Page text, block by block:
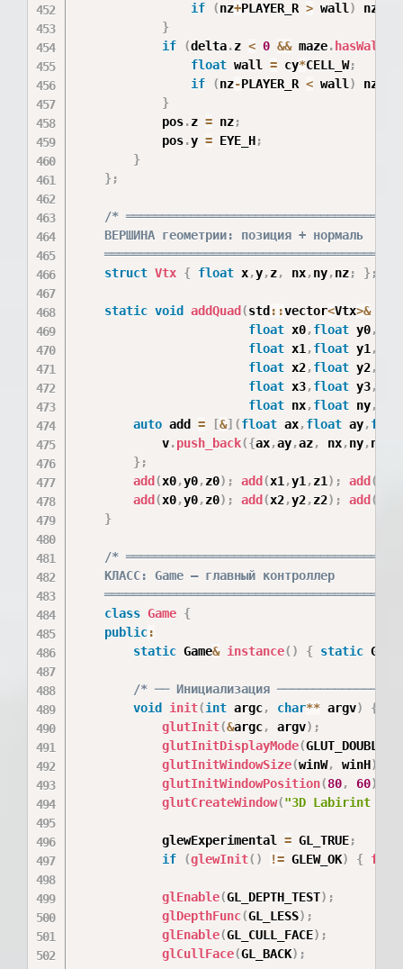
if
(nz+PLAYER_R > wall ) nz
}
if
(delta.z < 0 && maze. hasWall
float wall = cy*CELL_W;
if
(nz-PLAYER_R < wall ) nz
}
            pos
.z = nz;
            pos
.y = EYE_H;
}
} ;
/*
    ВЕРШИНА геометрии: позиция + нормаль
struct Vtx { float x,y,z, nx,ny,nz; } ;
static void addQuad (std ::vector<Vtx>& v
float x0,float y0,
float x1 ,float y1 ,
float x2,float y2,
float x3,float y3,
float nx,float ny,
auto add = [&] (float ax,float ay,
            v
.push_back({ax,ay,az, nx,ny,nz
} ;
add (x0,y0,z0) ; add (x1 ,y1 ,z1 ) ; add (
add (x0,y0,z0) ; add (x2,y2,z2) ; add (
}
/*
    КЛАСС: Game — главный контроллер
class Game {
public:
static Game& instance( ) { static
/* ── Инициализация
void
init(int argc, char** argv)
{
glutInit(&argc, argv) ;
glutInitDisplayMode(GLUT_DOUBLE
glutInitWindowSize(winW, winH)
glutInitWindowPosition(80, 60)
glutCreateWindow("3D Labirint —
            glewExperimental
= GL_TRUE;
if
(glewInit( ) != GLEW_OK) {
glEnable(GL_DEPTH_TEST) ;
glDepthFunc(GL_LESS) ;
glEnable(GL_CULL_FACE) ;
glCullFace(GL_BACK) ;